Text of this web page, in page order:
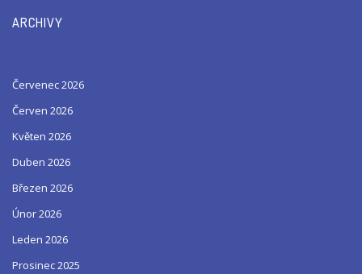
ARCHIVY
Červenec 2026
Červen 2026
Květen 2026
Duben 2026
Březen 2026
Únor 2026
Leden 2026
Prosinec 2025